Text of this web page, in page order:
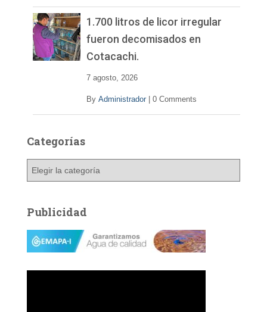
1.700 litros de licor irregular
fueron decomisados en
Cotacachi.
7 agosto, 2026
By Administrador 0 Comments
Categorías
g
o
a
Publicidad